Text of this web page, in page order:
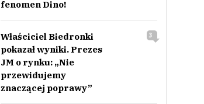
fenomen Dino!
Właściciel Biedronki
pokazał wyniki. Prezes
JM o rynku: „Nie
przewidujemy
znaczącej poprawy”
3